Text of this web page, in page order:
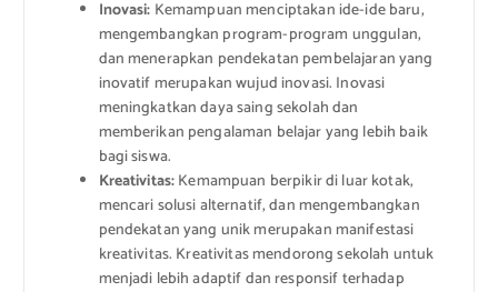
Inovasi: Kemampuan menciptakan ide-ide baru,
mengembangkan program-program unggulan,
dan menerapkan pendekatan pembelajaran yang
inovatif merupakan wujud inovasi. Inovasi
meningkatkan daya saing sekolah dan
memberikan pengalaman belajar yang lebih baik
bagi siswa.
Kreativitas:Kemampuan berpikir di luar kotak,
mencari solusi alternatif, dan mengembangkan
pendekatan yang unik merupakan manifestasi
kreativitas. Kreativitas mendorong sekolah untuk
menjadi lebih adaptif dan responsif terhadap